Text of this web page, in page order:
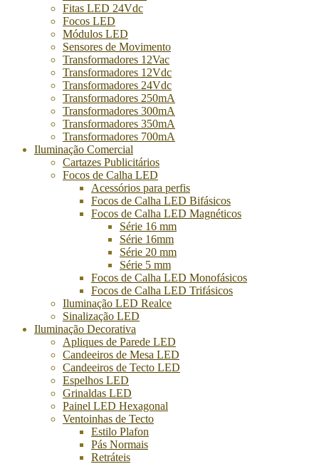
Fitas LED 24Vdc
Focos LED
Módulos LED
Sensores de Movimento
Transformadores 12Vac
Transformadores 12Vdc
Transformadores 24Vdc
Transformadores 250mA
Transformadores 300mA
Transformadores 350mA
Transformadores 700mA
Iluminação Comercial
Cartazes Publicitários
Focos de Calha LED
Acessórios para perfis
Focos de Calha LED Bifásicos
Focos de Calha LED Magnéticos
Série 16 mm
Série 16mm
Série 20 mm
Série 5 mm
Focos de Calha LED Monofásicos
Focos de Calha LED Trifásicos
Iluminação LED Realce
Sinalização LED
Iluminação Decorativa
Apliques de Parede LED
Candeeiros de Mesa LED
Candeeiros de Tecto LED
Espelhos LED
Grinaldas LED
Painel LED Hexagonal
Ventoinhas de Tecto
Estilo Plafon
Pás Normais
Retráteis